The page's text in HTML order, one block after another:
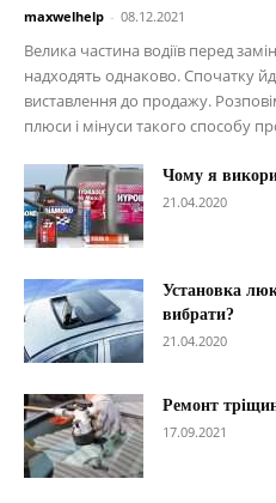
maxwelhelp - 08.12.2021
Велика частина водіїв перед
надходять однаково. Спочатку
виставлення до продажу.
плюси і мінуси такого способу
Чому я
21.04.2020
Установка
вибрати?
21.04.2020
Ремонт
17.09.2021